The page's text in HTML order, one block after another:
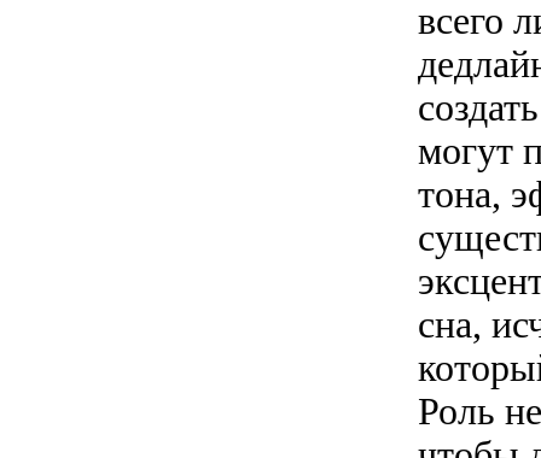
всего
могут
тона,
сна,
Роль